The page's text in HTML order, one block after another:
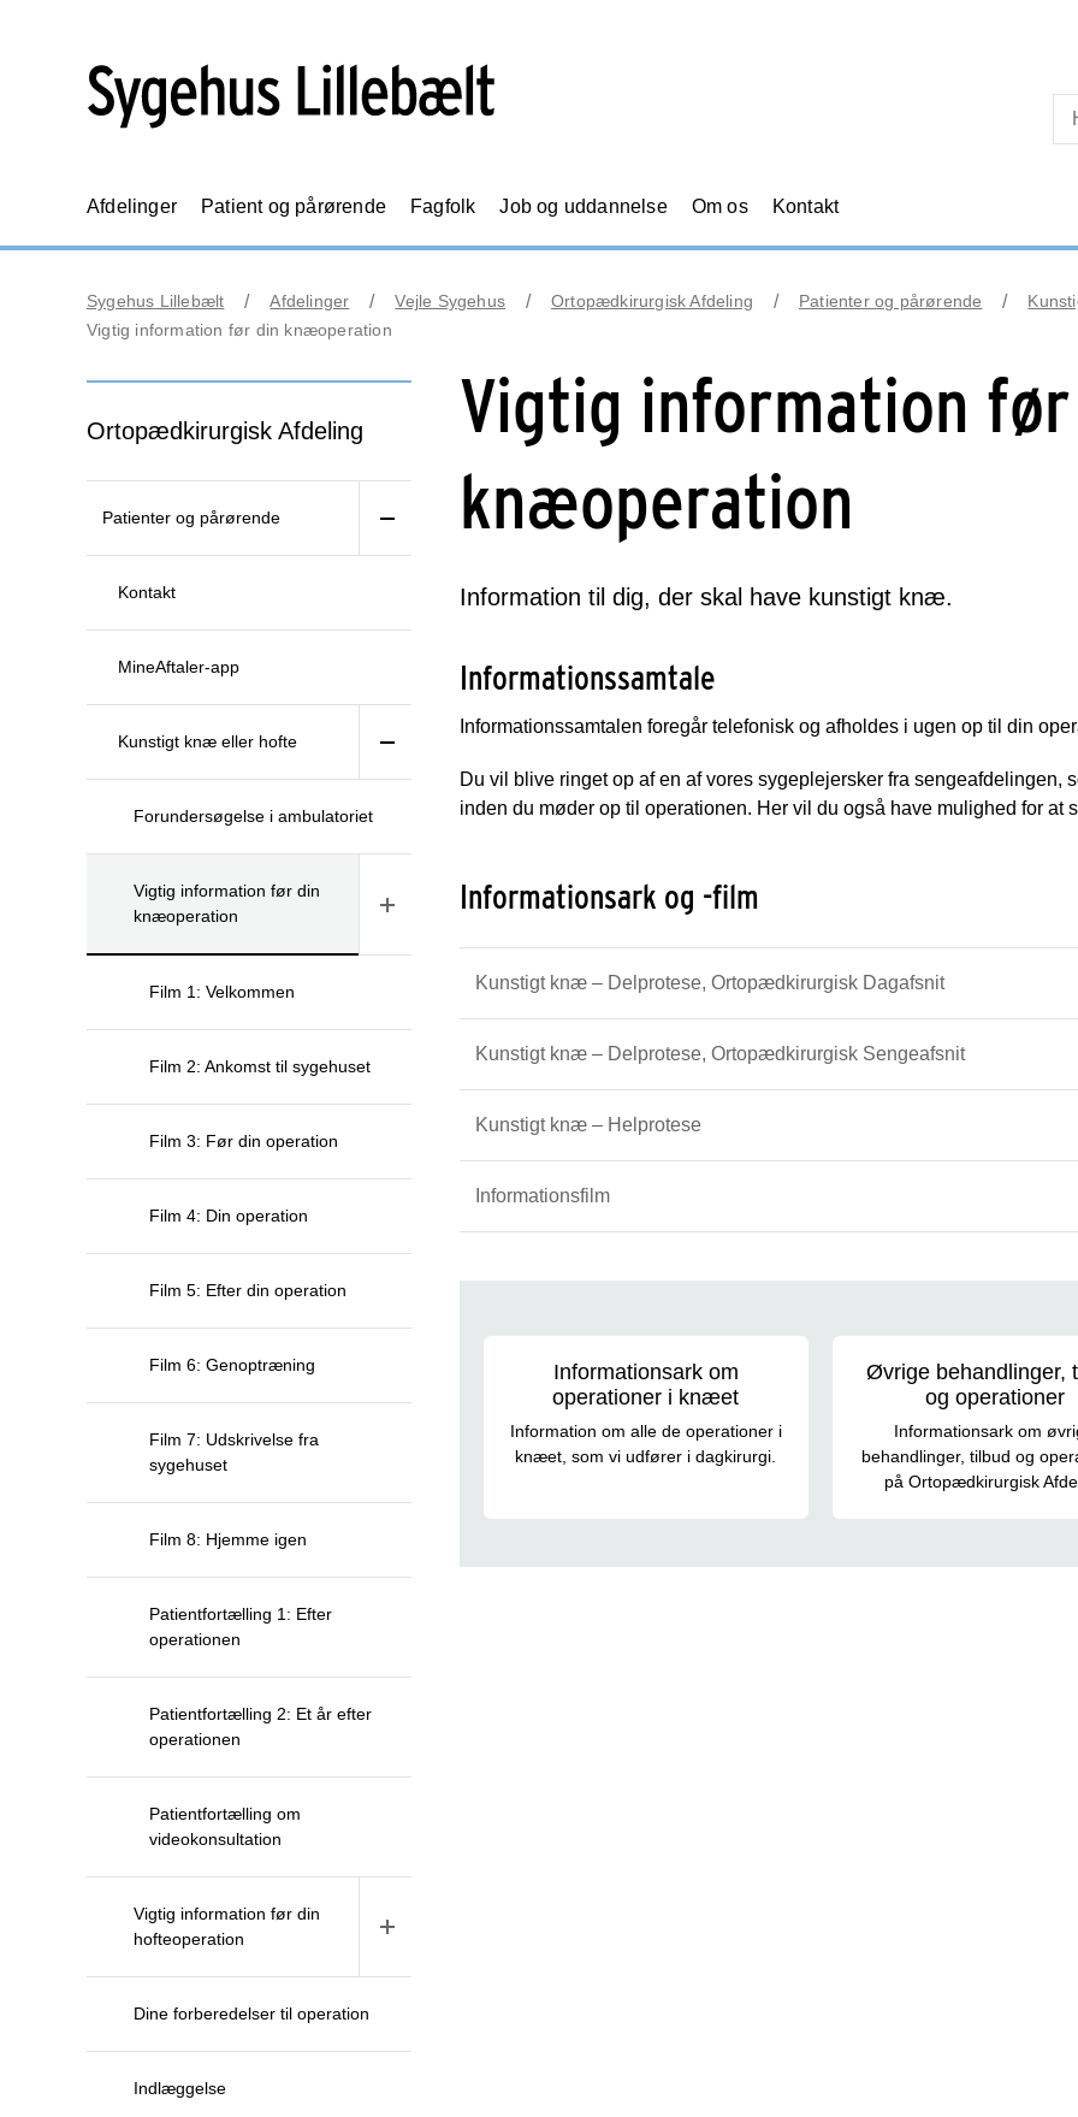
Afdelinger Patient og pårørende Fagfolk Job og uddannelse Om os Kontakt
Sygehus Lillebælt Afdelinger Vejle Sygehus Ortopædkirurgisk Afdeling Patienter og pårørende
Vigtig information før din knæoperation
Ortopædkirurgisk Afdeling
Patienter og pårørende
Kontakt
MineAftaler-app
Kunstigt knæ eller hofte
Forundersøgelse i ambulatoriet
Vigtig information før din
knæoperation
Film 1: Velkommen
Film 2: Ankomst til sygehuset
Film 3: Før din operation
Film 4: Din operation
Film 5: Efter din operation
Film 6: Genoptræning
Film 7: Udskrivelse fra
sygehuset
Film 8: Hjemme igen
Patientfortælling 1: Efter
operationen
Patientfortælling 2: Et år efter
operationen
Patientfortælling om
videokonsultation
Vigtig information før din
hofteoperation
Dine forberedelser til operation
Indlæggelse
Vigtig information
knæoperation
Information til dig, der skal have kunstigt knæ.
Informationssamtale
Informationssamtalen foregår telefonisk og afholdes i ugen op til din
Du vil blive ringet op af en af vores sygeplejersker fra sengeafdelingen,
inden du møder op til operationen. Her vil du også have mulighed for at
Informationsark og -film
Kunstigt knæ – Delprotese, Ortopædkirurgisk Dagafsnit
Kunstigt knæ – Delprotese, Ortopædkirurgisk Sengeafsnit
Kunstigt knæ – Helprotese
Informationsfilm
Informationsark om
operationer i knæet
Information om alle de operationer i
knæet, som vi udfører i dagkirurgi.
Øvrige behandlinger,
og operationer
Informationsark om
behandlinger, tilbud og
på Ortopædkirurgisk